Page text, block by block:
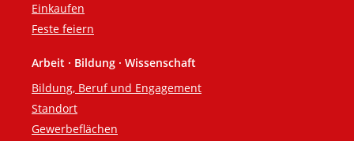
Einkaufen
Feste feiern
Arbeit · Bildung · Wissenschaft
Bildung, Beruf und Engagement
Standort
Gewerbeflächen